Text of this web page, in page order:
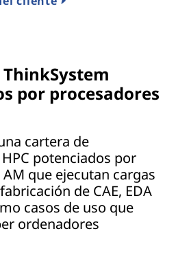
por procesadores
cartera de
potenciados por
que ejecutan cargas
de CAE, EDA
casos de uso que
ordenadores